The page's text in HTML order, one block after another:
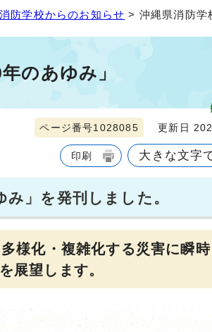
消防学校からのお知らせ > 沖縄県消防学
のあゆみ」
ページ番号1028085 更新日
印刷 大きな文字
」を発刊しました。
様化・複雑化する災害に瞬
展望します。